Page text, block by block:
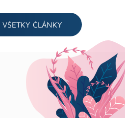
ČLÁNKY